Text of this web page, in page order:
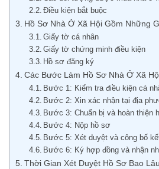
Điều kiện bắt buộc
Hồ Sơ Nhà Ở Xã Hội Gồm Những
Giấy tờ cá nhân
Giấy tờ chứng minh điều kiện
Hồ sơ đăng ký
Các Bước Làm Hồ Sơ Nhà Ở Xã
Bước 1: Kiểm tra điều kiện cá
Bước 2: Xin xác nhận tại địa
Bước 3: Chuẩn bị và hoàn thiện
Bước 4: Nộp hồ sơ
Bước 5: Xét duyệt và công bố
Bước 6: Ký hợp đồng và nhận
Thời Gian Xét Duyệt Hồ Sơ Bao